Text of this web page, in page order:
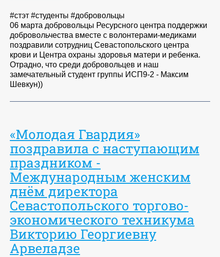
#стэт #студенты #добровольцы
06 марта добровольцы Ресурсного центра поддержки
добровольчества вместе с волонтерами-медиками
поздравили сотрудниц Севастопольского центра
крови и Центра охраны здоровья матери и ребенка.
Отрадно, что среди добровольцев и наш
замечательный студент группы ИСП9-2 - Максим
Шевкун))
«Молодая Гвардия»
поздравила с наступающим
праздником -
Международным женским
днём директора
Севастопольского торгово-
экономического техникума
Викторию Георгиевну
Арвеладзе